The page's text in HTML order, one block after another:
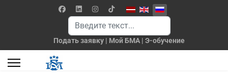
Выберите язык
Поиск
Подать заявку | Мой БМА | Э-обучение